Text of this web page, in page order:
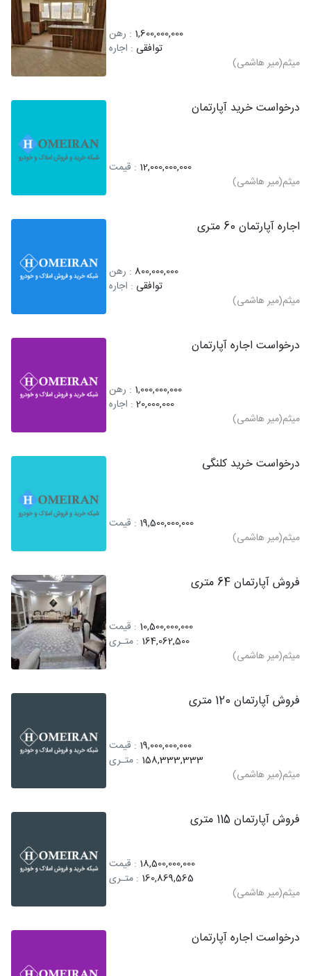
1,600,000,000 : رهن
توافقی : اجاره
میثم(میر هاشمی)
درخواست خرید آپارتمان
12,000,000,000 : قیمت
میثم(میر هاشمی)
اجاره آپارتمان 60 متری
800,000,000 : رهن
توافقی : اجاره
میثم(میر هاشمی)
درخواست اجاره آپارتمان
1,000,000,000 : رهن
20,000,000 : اجاره
میثم(میر هاشمی)
درخواست خرید کلنگی
19,500,000,000 : قیمت
میثم(میر هاشمی)
فروش آپارتمان 64 متری
10,500,000,000 : قیمت
164,062,500 : متـری
میثم(میر هاشمی)
فروش آپارتمان 120 متری
19,000,000,000 : قیمت
158,333,333 : متـری
میثم(میر هاشمی)
فروش آپارتمان 115 متری
18,500,000,000 : قیمت
160,869,565 : متـری
میثم(میر هاشمی)
درخواست اجاره آپارتمان